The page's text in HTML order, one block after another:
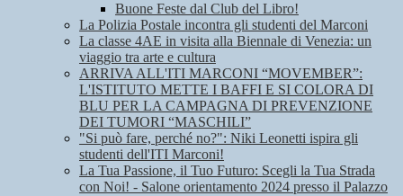
Buone Feste dal Club del Libro!
La Polizia Postale incontra gli studenti del Marconi
La classe 4AE in visita alla Biennale di Venezia: un
viaggio tra arte e cultura
ARRIVA ALL'ITI MARCONI “MOVEMBER”:
L'ISTITUTO METTE I BAFFI E SI COLORA DI
BLU PER LA CAMPAGNA DI PREVENZIONE
DEI TUMORI “MASCHILI”
"Si può fare, perché no?": Niki Leonetti ispira gli
studenti dell'ITI Marconi!
La Tua Passione, il Tuo Futuro: Scegli la Tua Strada
con Noi! - Salone orientamento 2024 presso il Palazzo